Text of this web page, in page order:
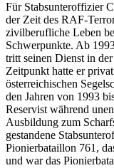
Für Stabsunteroffizier
der Zeit des RAF-
zivilberufliche Leben
Schwerpunkte. Ab
tritt seinen Dienst in
Zeitpunkt hatte er
österreichischen
den Jahren von 1993
Reservist während
Ausbildung zum
gestandene
Pionierbataillon 761,
und war das